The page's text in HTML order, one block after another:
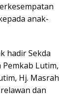
anak-
hadir Sekda
Lutim,
Hj. Masrah
dan